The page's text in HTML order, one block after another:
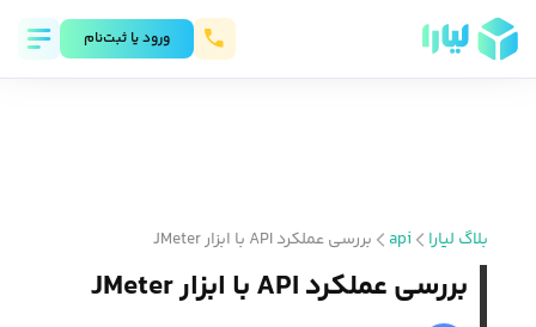
ورود يا ثبت‌نام
بلاگ لیارا api بررسی عملکرد API با ابزار JMeter
بررسی عملکرد API با ابزار JMeter